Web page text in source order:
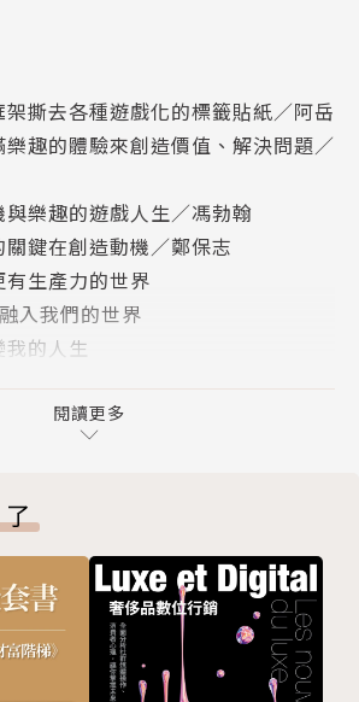
化？
的生活（慢跑、減重、多喝水等習
升顧客忠誠度、員工訓練、招募人
引客戶、提升忠誠度）、教育（提
效果）…… 都有效。
？
！遊戲化是「以人為本」的設計，
以及投入程度。
動機比外在功能更為重要，讓參與者
成績」改成「點數」？錯！
、勳章、排行榜等遊戲元素，不等於
佳化動機、感受以及參與度，創造真
撕去各種遊戲化的標籤貼紙／阿岳
趣的體驗來創造價值、解決問題／
樂趣的遊戲人生／馮勃翰
鍵在創造動機／鄭保志
生產力的世界
入我們的世界
的人生
更好的名詞
點數、徽章、排行榜
的故事
伊木馬
閱讀更多